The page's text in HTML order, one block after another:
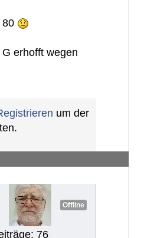
80
erhofft wegen
um der
Offline
76